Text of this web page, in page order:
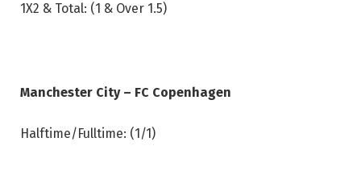
1X2 & Total: (1 & Over 1.5)
Manchester City – FC Copenhagen
Halftime/Fulltime: (1/1)